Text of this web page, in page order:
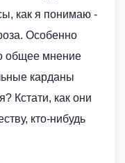
как я понимаю -
Особенно
общее мнение
карданы
Кстати, как они
кто-нибудь